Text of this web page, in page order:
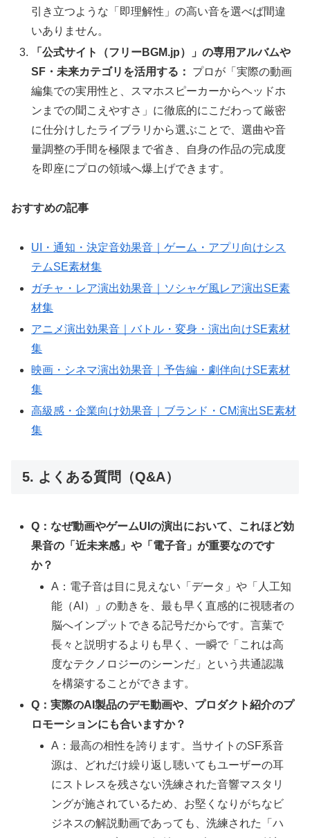
引き立つような「即理解性」の高い音を選べば間違
いありません。
「公式サイト（フリーBGM.jp）」の専用アルバムや
SF・未来カテゴリを活用する：
プロが「実際の動画
編集での実用性と、スマホスピーカーからヘッドホ
ンまでの聞こえやすさ」に徹底的にこだわって厳密
に仕分けしたライブラリから選ぶことで、選曲や音
量調整の手間を極限まで省き、自身の作品の完成度
を即座にプロの領域へ爆上げできます。
おすすめの記事
UI・通知・決定音効果音｜ゲーム・アプリ向けシス
テムSE素材集
ガチャ・レア演出効果音｜ソシャゲ風レア演出SE素
材集
アニメ演出効果音｜バトル・変身・演出向けSE素材
集
映画・シネマ演出効果音｜予告編・劇伴向けSE素材
集
高級感・企業向け効果音｜ブランド・CM演出SE素材
集
5. よくある質問（Q&A）
Q：なぜ動画やゲームUIの演出において、これほど効
果音の「近未来感」や「電子音」が重要なのです
か？
A：電子音は目に見えない「データ」や「人工知
能（AI）」の動きを、最も早く直感的に視聴者の
脳へインプットできる記号だからです。言葉で
長々と説明するよりも早く、一瞬で「これは高
度なテクノロジーのシーンだ」という共通認識
を構築することができます。
Q：実際のAI製品のデモ動画や、プロダクト紹介のプ
ロモーションにも合いますか？
A：最高の相性を誇ります。当サイトのSF系音
源は、どれだけ繰り返し聴いてもユーザーの耳
にストレスを残さない洗練された音響マスタリ
ングが施されているため、お堅くなりがちなビ
ジネスの解説動画であっても、洗練された「ハ